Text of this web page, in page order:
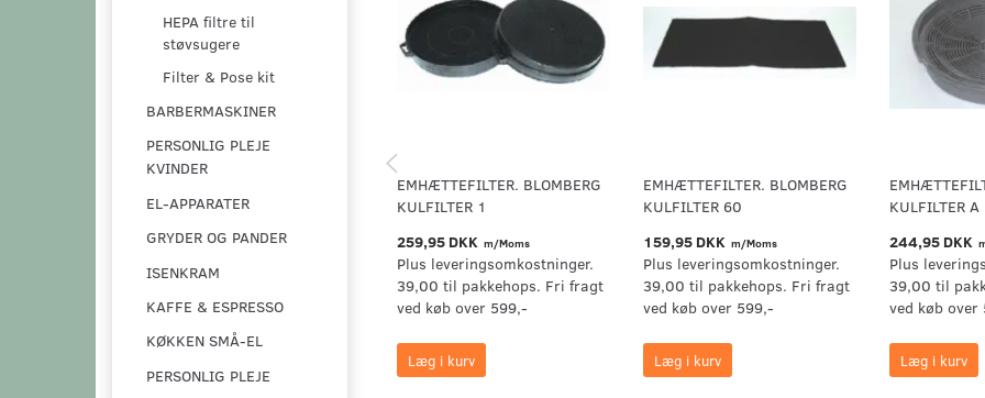
HEPA filtre til
støvsugere
Filter & Pose kit
BARBERMASKINER
PERSONLIG PLEJE
KVINDER
EL-APPARATER
GRYDER OG PANDER
ISENKRAM
KAFFE & ESPRESSO
KØKKEN SMÅ-EL
PERSONLIG PLEJE
EMHÆTTEFILTER. BLOMBERG
KULFILTER 1
259,95 DKK m/Moms
Plus leveringsomkostninger.
39,00 til pakkehops. Fri fragt
ved køb over 599,-
Læg i kurv
EMHÆTTEFILTER. BLOMBERG
KULFILTER 60
159,95 DKK m/Moms
Plus leveringsomkostninger.
39,00 til pakkehops. Fri fragt
ved køb over 599,-
Læg i kurv
KULFILTER A
244,95 DKK
Plus
39,00 til
ved køb over
Læg i kurv